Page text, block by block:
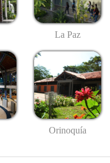
La Paz
Orinoquía